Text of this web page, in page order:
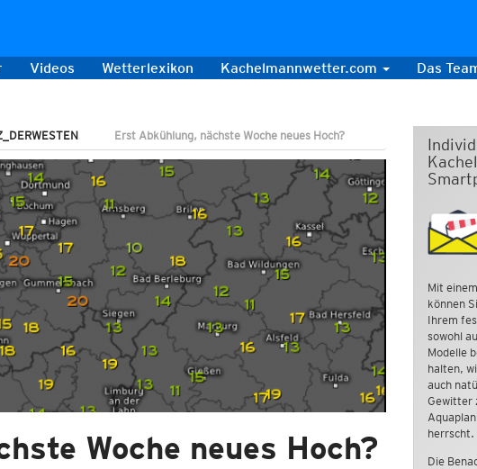
Videos Wetterlexikon Kachelmannwetter.com Das
Erst Abkühlung, nächste Woche neues Hoch?
Woche neues Hoch?
Mit
können
Ihrem
sowohl
Modelle
halten,
auch
Gewitter
herrscht.
Die